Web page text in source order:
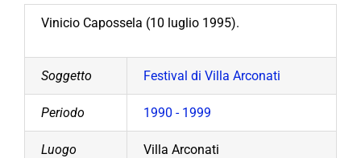
Vinicio Capossela (10 luglio 1995).
Soggetto Festival di Villa Arconati
Periodo 1990 - 1999
Luogo Villa Arconati